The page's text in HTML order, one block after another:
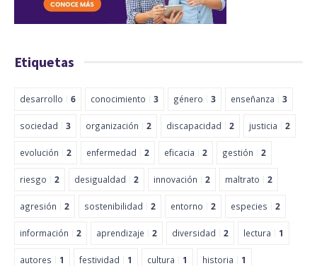
Etiquetas
desarrollo 6 conocimiento 3 género 3 enseñanza 3
sociedad 3 organización 2 discapacidad 2 justicia 2
evolución 2 enfermedad 2 eficacia 2 gestión 2
riesgo 2 desigualdad 2 innovación 2 maltrato 2
agresión 2 sostenibilidad 2 entorno 2 especies 2
información 2 aprendizaje 2 diversidad 2 lectura 1
autores 1 festividad 1 cultura 1 historia 1